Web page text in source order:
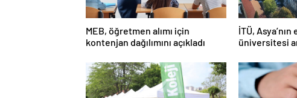
MEB, öğretmen alımı için
kontenjan dağılımını açıkladı
İTÜ, Asya’nın
üniversitesi